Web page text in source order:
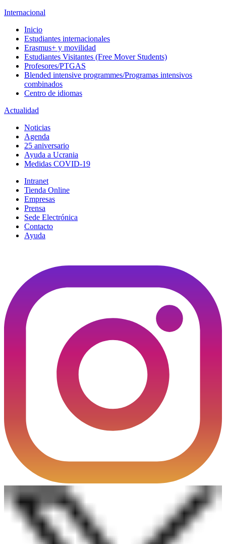
Internacional
Inicio
Estudiantes internacionales
Erasmus+ y movilidad
Estudiantes Visitantes (Free Mover Students)
Profesores/PTGAS
Blended intensive programmes/Programas intensivos
combinados
Centro de idiomas
Actualidad
Noticias
Agenda
25 aniversario
Ayuda a Ucrania
Medidas COVID-19
Intranet
Tienda Online
Empresas
Prensa
Sede Electrónica
Contacto
Ayuda